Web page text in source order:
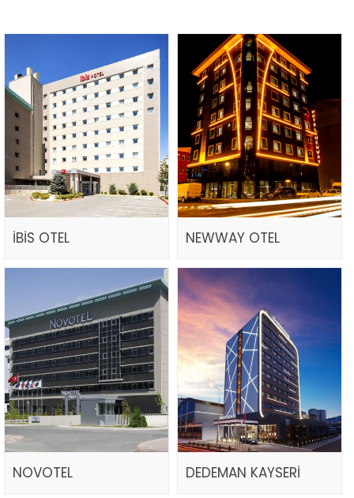
İBİS OTEL NEWWAY OTEL
NOVOTEL DEDEMAN KAYSERİ